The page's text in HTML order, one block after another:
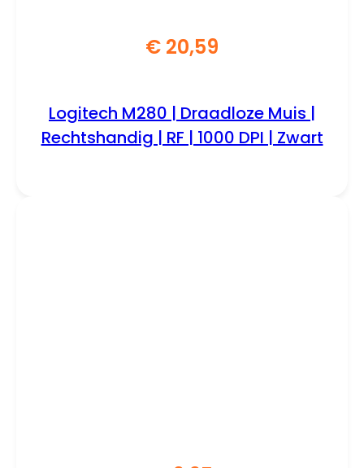
€ 20,59
Logitech M280 | Draadloze Muis |
Rechtshandig | RF | 1000 DPI | Zwart